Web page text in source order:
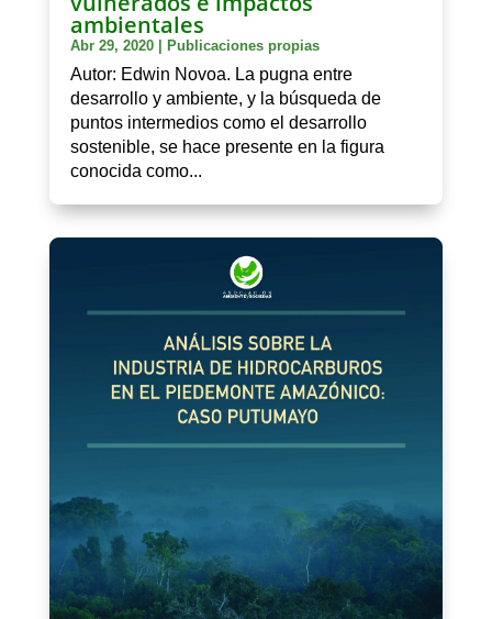
ambientales
Abr 29, 2020| Publicaciones propias
Autor: Edwin Novoa. La pugna entre
desarrollo y ambiente, y la búsqueda de
puntos intermedios como el desarrollo
sostenible, se hace presente en la figura
conocida como...